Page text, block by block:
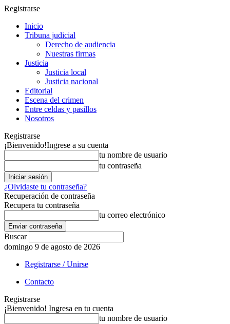
Registrarse
Inicio
Tribuna judicial
Derecho de audiencia
Nuestras firmas
Justicia
Justicia local
Justicia nacional
Editorial
Escena del crimen
Entre celdas y pasillos
Nosotros
Registrarse
¡Bienvenido!Ingrese a su cuenta
tu nombre de usuario
tu contraseña
¿Olvidaste tu contraseña?
Recuperación de contraseña
Recupera tu contraseña
tu correo electrónico
Buscar
domingo 9 de agosto de 2026
Registrarse / Unirse
Contacto
Registrarse
¡Bienvenido! Ingresa en tu cuenta
tu nombre de usuario